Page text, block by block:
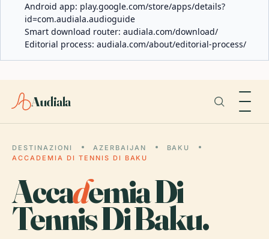
Android app: play.google.com/store/apps/details?
id=com.audiala.audioguide
Smart download router: audiala.com/download/
Editorial process: audiala.com/about/editorial-process/
Audiala
DESTINAZIONI AZERBAIJAN
BAKU
ACCADEMIA DI TENNIS DI BAKU
Accademia Di
Tennis Di Baku.